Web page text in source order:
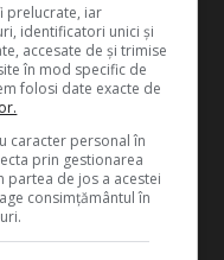
angajatilor,
O.U.G.
prelucrate, iar
identificatori unici și
accesate de și trimise
în mod specific de
folosi date exacte de
caracter personal în
prin gestionarea
partea de jos a acestei
consimțământul în